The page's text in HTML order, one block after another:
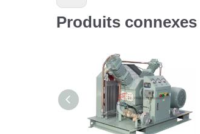
Produits connexes